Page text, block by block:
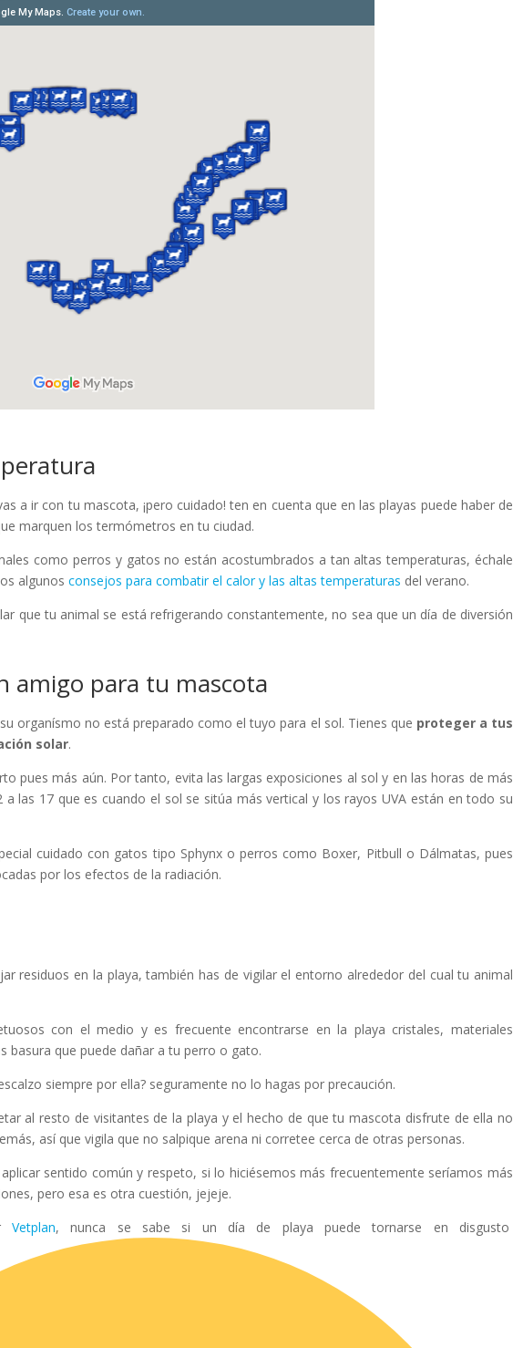
a ir con tu mascota, ¡pero cuidado! ten en cuenta que en las playas puede haber de
marquen los termómetros en tu ciudad.
como perros y gatos no están acostumbrados a tan altas temperaturas, échale
algunosconsejos para combatir el calor y las altas temperaturas del verano.
que tu animal se está refrigerando constantemente, no sea que un día de diversión
amigo para tu mascota
organísmo no está preparado como el tuyo para el sol. Tienes que proteger a tus
solar.
pues más aún. Por tanto, evita las largas exposiciones al sol y en las horas de más
las 17 que es cuando el sol se sitúa más vertical y los rayos UVA están en todo su
cuidado con gatos tipo Sphynx o perros como Boxer, Pitbull o Dálmatas, pues
por los efectos de la radiación.
residuos en la playa, también has de vigilar el entorno alrededor del cual tu animal
con el medio y es frecuente encontrarse en la playa cristales, materiales
basura que puede dañar a tu perro o gato.
siempre por ella? seguramente no lo hagas por precaución.
al resto de visitantes de la playa y el hecho de que tu mascota disfrute de ella no
así que vigila que no salpique arena ni corretee cerca de otras personas.
sentido común y respeto, si lo hiciésemos más frecuentemente seríamos más
pero esa es otra cuestión, jejeje.
Vetplan, nunca se sabe si un día de playa puede tornarse en disgusto